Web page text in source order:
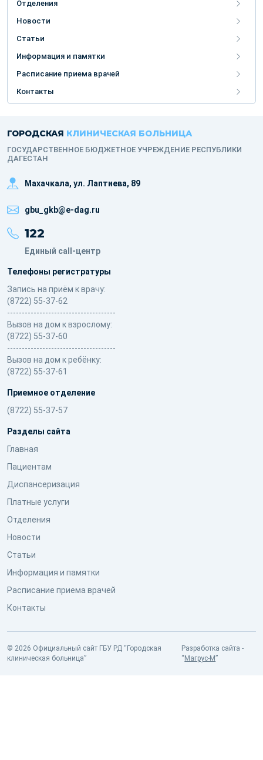
Отделения
Новости
Статьи
Информация и памятки
Расписание приема врачей
Контакты
ГОРОДСКАЯ КЛИНИЧЕСКАЯ БОЛЬНИЦА
ГОСУДАРСТВЕННОЕ БЮДЖЕТНОЕ УЧРЕЖДЕНИЕ РЕСПУБЛИКИ
ДАГЕСТАН
Махачкала, ​ул. Лаптиева, 89
gbu_gkb@e-dag.ru
122
Единый call-центр
Телефоны регистратуры
Запись на приём к врачу:
(8722) 55-37-62
-------------------------------------
Вызов на дом к взрослому:
(8722) 55-37-60
-------------------------------------
Вызов на дом к ребёнку:
(8722) 55-37-61
Приемное отделение
(8722) 55-37-57
Разделы сайта
Главная
Пациентам
Диспансеризация
Платные услуги
Отделения
Новости
Статьи
Информация и памятки
Расписание приема врачей
Контакты
© 2026 Официальный сайт ГБУ РД “Городская
клиническая больница”
Разработка сайта -
“ Магрус-М”